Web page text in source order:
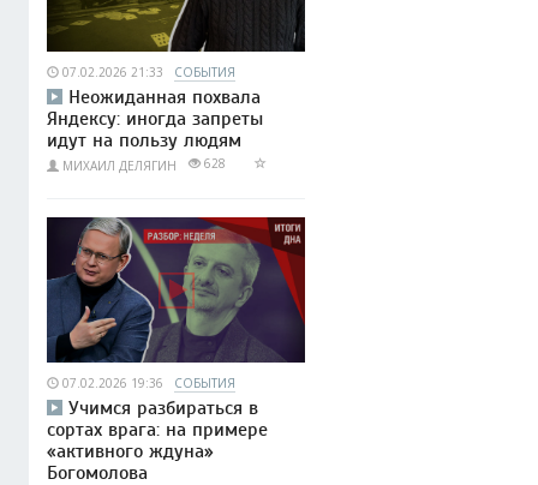
07.02.2026 21:33 СОБЫТИЯ
Неожиданная похвала
Яндексу: иногда запреты
идут на пользу людям
МИХАИЛ ДЕЛЯГИН 628
07.02.2026 19:36 СОБЫТИЯ
Учимся разбираться в
сортах врага: на примере
«активного ждуна»
Богомолова